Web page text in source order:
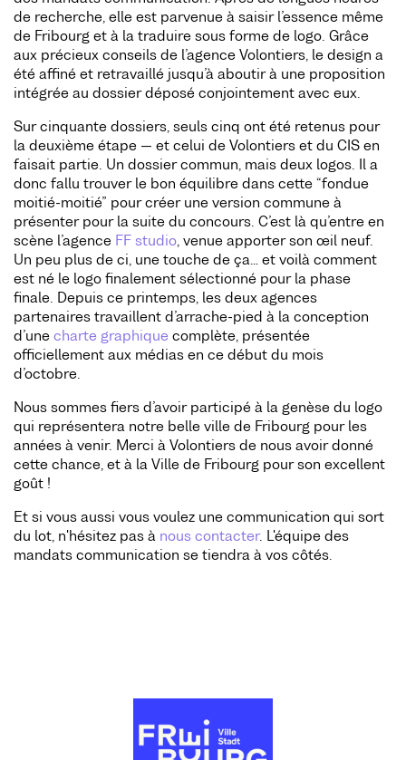
de recherche, elle est parvenue à saisir l’essence même
de Fribourg et à la traduire sous forme de logo. Grâce
aux précieux conseils de l’agence Volontiers, le design a
été affiné et retravaillé jusqu’à aboutir à une proposition
intégrée au dossier déposé conjointement avec eux.
Sur cinquante dossiers, seuls cinq ont été retenus pour
la deuxième étape — et celui de Volontiers et du CIS en
faisait partie. Un dossier commun, mais deux logos. Il a
donc fallu trouver le bon équilibre dans cette “fondue
moitié-moitié” pour créer une version commune à
présenter pour la suite du concours. C’est là qu’entre en
scène l’agence FF studio , venue apporter son œil neuf.
Un peu plus de ci, une touche de ça… et voilà comment
est né le logo finalement sélectionné pour la phase
finale. Depuis ce printemps, les deux agences
partenaires travaillent d’arrache-pied à la conception
d’une charte graphique complète, présentée
officiellement aux médias en ce début du mois
d’octobre.
Nous sommes fiers d’avoir participé à la genèse du logo
qui représentera notre belle ville de Fribourg pour les
années à venir. Merci à Volontiers de nous avoir donné
cette chance, et à la Ville de Fribourg pour son excellent
goût !
Et si vous aussi vous voulez une communication qui sort
du lot, n'hésitez pas à nous contacter. L'équipe des
mandats communication se tiendra à vos côtés.